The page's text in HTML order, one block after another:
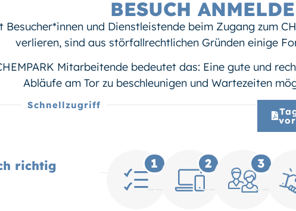
BESUCH
Besucher*innen und Dienstleistende beim Zugang zum
verlieren, sind aus störfallrechtlichen Gründen einige
Mitarbeitende bedeutet das: Eine gute und
Abläufe am Tor zu beschleunigen und Wartezeiten
Schnellzugriff
richtig
1 2 3